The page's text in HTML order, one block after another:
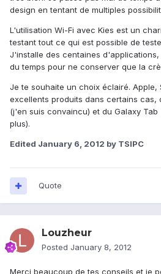
design en tentant de multiples
L'utilisation Wi-Fi avec Kies est un
testant tout ce qui est possible de
J'installe des centaines
du temps pour ne conserver que la
Je te souhaite un choix éclairé. Apple,
excellents produits dans certains cas,
(j'en suis convaincu) et du Galaxy
plus).
Edited January 6, 2012 by TSIPC
Quote
Louzheur
Posted January 8, 2012
Merci beaucoup de tes conseils et je